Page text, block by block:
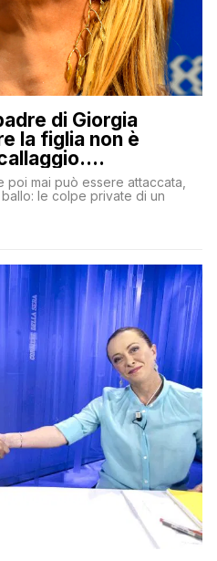
di Giorgia
la figlia non è
diversi
poi mai può essere attaccata,
le colpe private di un